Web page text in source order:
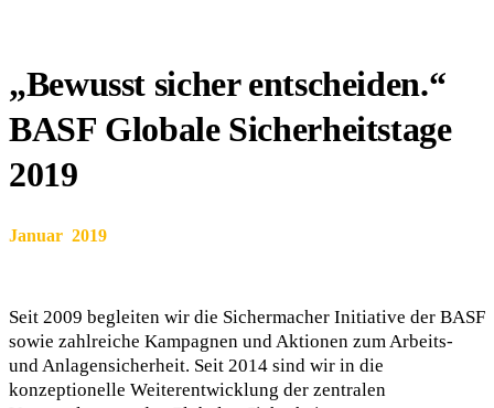
„Bewusst sicher entscheiden.“
BASF Globale Sicherheitstage
2019
Januar 2019
Seit 2009 begleiten wir die Sichermacher Initiative der BASF
sowie zahlreiche Kampagnen und Aktionen zum Arbeits-
und Anlagensicherheit. Seit 2014 sind wir in die
konzeptionelle Weiterentwicklung der zentralen